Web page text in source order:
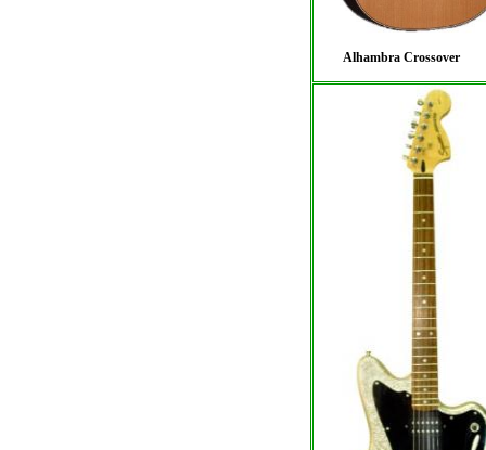
Alhambra Crossover